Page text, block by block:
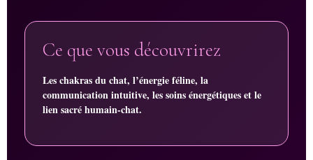
Ce que vous découvrirez
Les chakras du chat, l’énergie féline, la
communication intuitive, les soins énergétiques et le
lien sacré humain-chat.